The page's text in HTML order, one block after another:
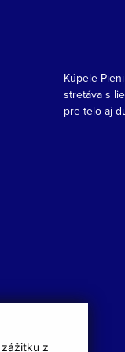
z
Kúpele
stretáva s
pre telo aj